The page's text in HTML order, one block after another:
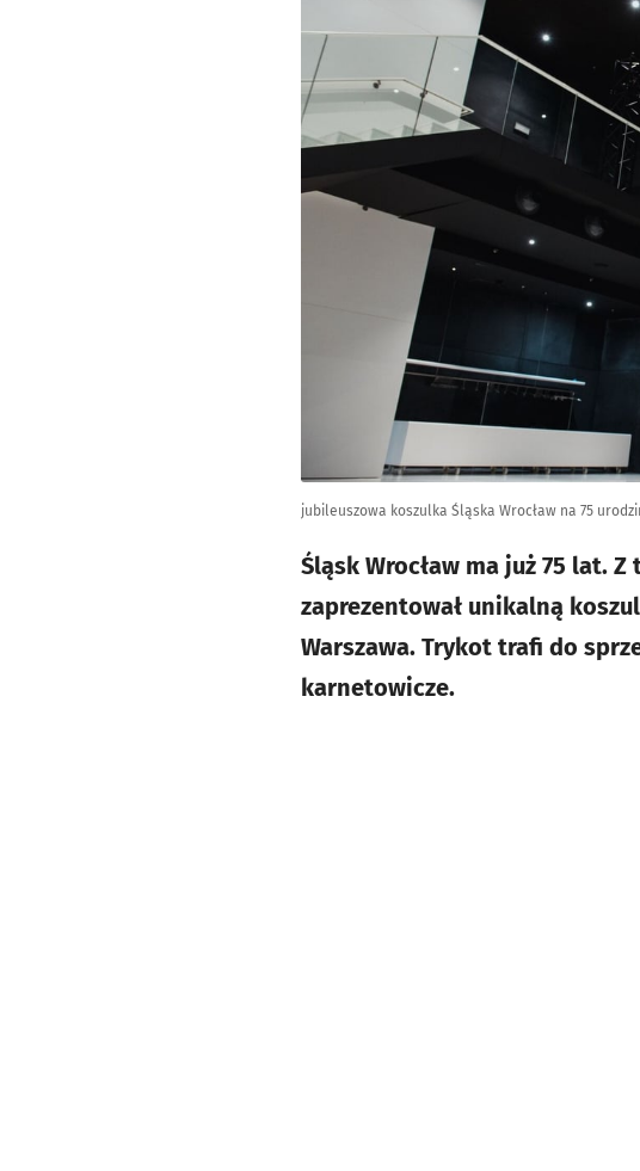
jubileuszowa koszulka Śląska Wrocław na 75
Śląsk Wrocław ma już 75 lat.
zaprezentował unikalną
Warszawa. Trykot trafi do
karnetowicze.